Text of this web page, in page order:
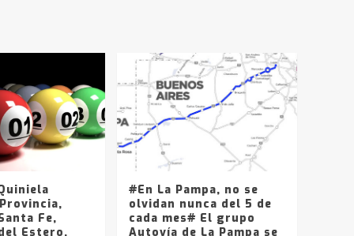
Fe,
Estero,
#En La Pampa, no se
olvidan nunca del 5 de
cada mes# El grupo
Autovía de La Pampa se